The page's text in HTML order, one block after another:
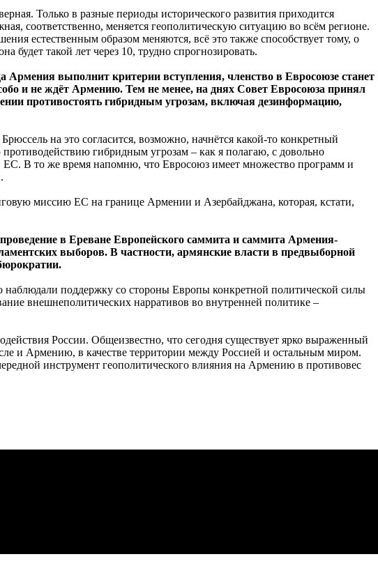
Только в разные периоды исторического развития приходится
соответственно, меняется геополитическую ситуацию во всём регионе.
естественным образом меняются, всё это также способствует тому, о
будет такой лет через 10, трудно спрогнозировать.
выполнит критерии вступления, членство в Евросоюзе станет
и не ждёт Армению. Тем не менее, на днях Совет Евросоюза принял
противостоять гибридным угрозам, включая дезинформацию,
на это согласится, возможно, начнётся какой-то конкретный
гибридным угрозам – как я полагаю, с довольно
В то же время напомню, что Евросоюз имеет множество программ и
миссию ЕС на границе Армении и Азербайджана, которая, кстати,
в Ереване Европейского саммита и саммита Армения-
выборов. В частности, армянские власти в предвыборной
поддержку со стороны Европы конкретной политической силы
внешнеполитических нарративов во внутренней политике –
России. Общеизвестно, что сегодня существует ярко выраженный
и Армению, в качестве территории между Россией и остальным миром.
инструмент геополитического влияния на Армению в противовес